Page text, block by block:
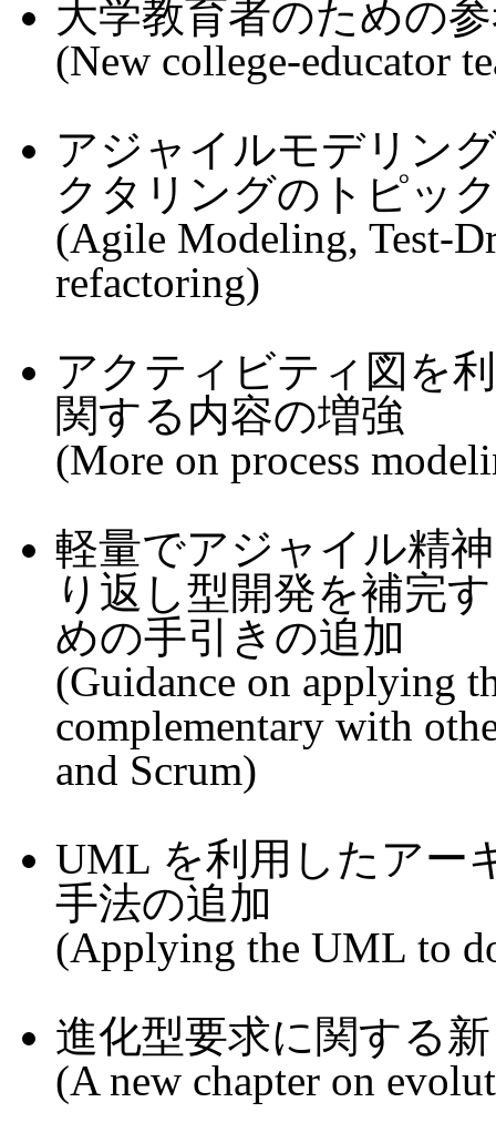
大学教育者のための
(New college-educator
アジャイルモデリン
クタリングのトピッ
(Agile Modeling, Test-
refactoring)
アクティビティ図を
関する内容の増強
(More on process
軽量でアジャイル精
り返し型開発を補完
めの手引きの追加
(Guidance on applying
complementary with
and Scrum)
UML を利用したアー
手法の追加
(Applying the UML to
進化型要求に関する
(A new chapter on